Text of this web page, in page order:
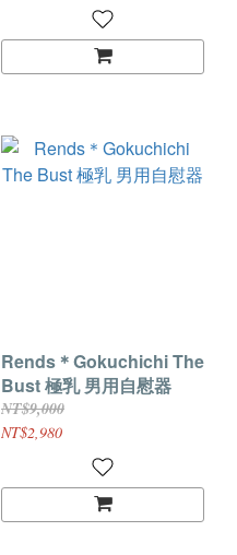
Rends＊Gokuchichi The
Bust 極乳 男用自慰器
NT$9,000
NT$2,980